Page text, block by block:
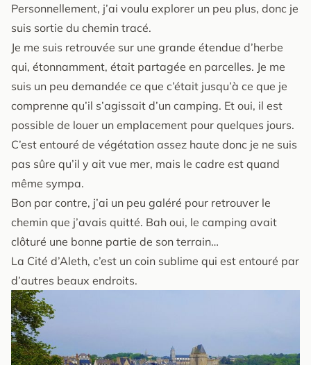
Personnellement, j’ai voulu explorer un peu plus, donc je
suis sortie du chemin tracé.
Je me suis retrouvée sur une grande étendue d’herbe
qui, étonnamment, était partagée en parcelles. Je me
suis un peu demandée ce que c’était jusqu’à ce que je
comprenne qu’il s’agissait d’un camping. Et oui, il est
possible de louer un emplacement pour quelques jours.
C’est entouré de végétation assez haute donc je ne suis
pas sûre qu’il y ait vue mer, mais le cadre est quand
même sympa.
Bon par contre, j’ai un peu galéré pour retrouver le
chemin que j’avais quitté. Bah oui, le camping avait
clôturé une bonne partie de son terrain…
La Cité d’Aleth, c’est un coin sublime qui est entouré par
d’autres beaux endroits.